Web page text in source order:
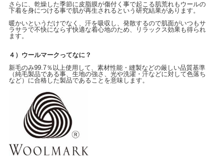
さらに、乾燥した季節に皮脂膜が傷付く事で起こる肌荒れもウールの
下着を身につける事で肌が再生されるという研究結果があります。
暖かいというだけでなく、汗を吸収し、発散するので肌面がいつもサ
ラサラで不快にならず快適な着心地のため、リラックス効果も得られ
ます。
４）ウールマークってなに？
新毛のみ99.7％以上使用して、素材性能・縫製などの厳しい品質基準
（純毛製品である事、生地の強さ、光や洗濯・汗などに対して色落ち
など）に合格した製品であることを意味します。